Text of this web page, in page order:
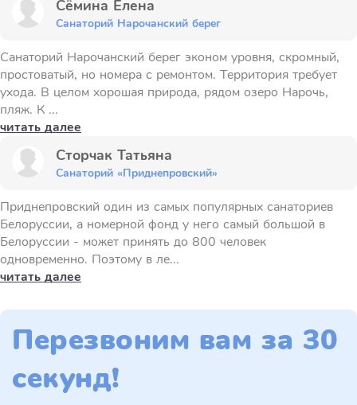
Сёмина Елена
Санаторий Нарочанский берег
Санаторий Нарочанский берег эконом уровня, скромный,
простоватый, но номера с ремонтом. Территория требует
ухода. В целом хорошая природа, рядом озеро Нарочь,
пляж. К ...
читать далее
Сторчак Татьяна
Санаторий «Приднепровский»
Приднепровский один из самых популярных санаториев
Белоруссии, а номерной фонд у него самый большой в
Белоруссии - может принять до 800 человек
одновременно. Поэтому в ле...
читать далее
Перезвоним вам за 30
секунд!